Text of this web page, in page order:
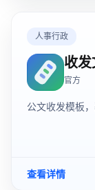
人事行政
收发
官方
公文收发模板
查看详情